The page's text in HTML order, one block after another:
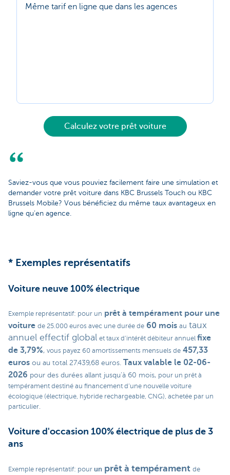
Même tarif en ligne que dans les agences
Calculez votre prêt voiture
Saviez-vous que vous pouviez facilement faire une simulation et
demander votre prêt voiture dans KBC Brussels Touch ou KBC
Brussels Mobile? Vous bénéficiez du même taux avantageux en
ligne qu’en agence.
* Exemples représentatifs
Voiture neuve 100% électrique
Exemple représentatif: pour un prêt à tempérament pour une
voiture de 25.000 euros avec une durée de 60 mois au taux
annuel effectif global et taux d’intérêt débiteur annuel fixe
de 3,79%, vous payez 60 amortissements mensuels de 457,33
euros ou au total 27.439,68 euros. Taux valable le 02-06-
2026 pour des durées allant jusqu’à 60 mois, pour un prêt à
tempérament destiné au financement d’une nouvelle voiture
écologique (électrique, hybride rechargeable, CNG), achetée par un
particulier.
Voiture d'occasion 100% électrique de plus de 3
ans
Exemple représentatif: pour un prêt à tempérament de